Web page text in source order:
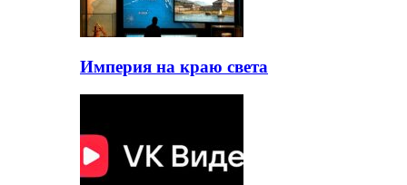
Империя на краю света